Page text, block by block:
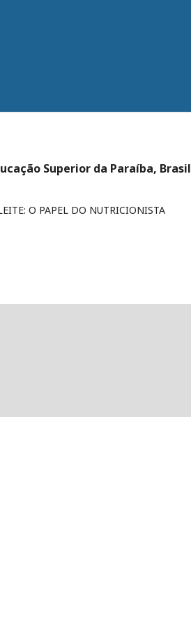
Superior da Paraíba, Brasil
O PAPEL DO NUTRICIONISTA